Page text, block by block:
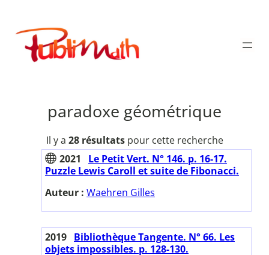
contenu
Publimath
paradoxe géométrique
Il y a 28 résultatspour cette recherche
2021
Le Petit Vert. N° 146. p. 16-17.
Puzzle Lewis Caroll et suite de Fibonacci.
Auteur : Waehren Gilles
2019 Bibliothèque Tangente. N° 66. Les
objets impossibles. p. 128-130.